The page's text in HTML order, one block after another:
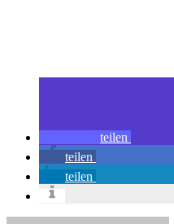
teilen
teilen
teilen